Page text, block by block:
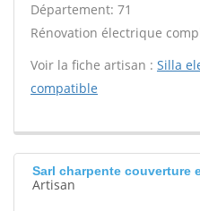
Département: 71
Rénovation électrique
Voir la fiche artisan : Silla
compatible
Sarl charpente couverture
Artisan